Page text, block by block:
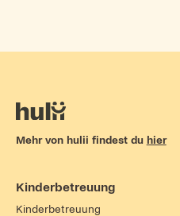
Mehr von hulii findest du hier
Kinderbetreuung
Kinderbetreuung